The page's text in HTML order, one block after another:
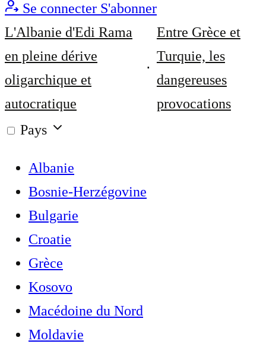
Se connecter S'abonner
L'Albanie d'Edi Rama
en pleine dérive
oligarchique et
autocratique
Entre Grèce et
Turquie, les
dangereuses
provocations
Pays
Albanie
Bosnie-Herzégovine
Bulgarie
Croatie
Grèce
Kosovo
Macédoine du Nord
Moldavie